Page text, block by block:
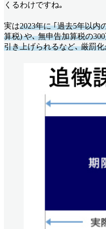
くるわけですね｡
実は2023年に ｢過去5年以内
算税) や､ 無申告加算税の
引き上げられるなど､ 厳罰